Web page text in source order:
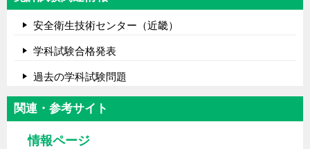
安全衛生技術センター（近畿）
学科試験合格発表
過去の学科試験問題
関連・参考サイト
情報ページ